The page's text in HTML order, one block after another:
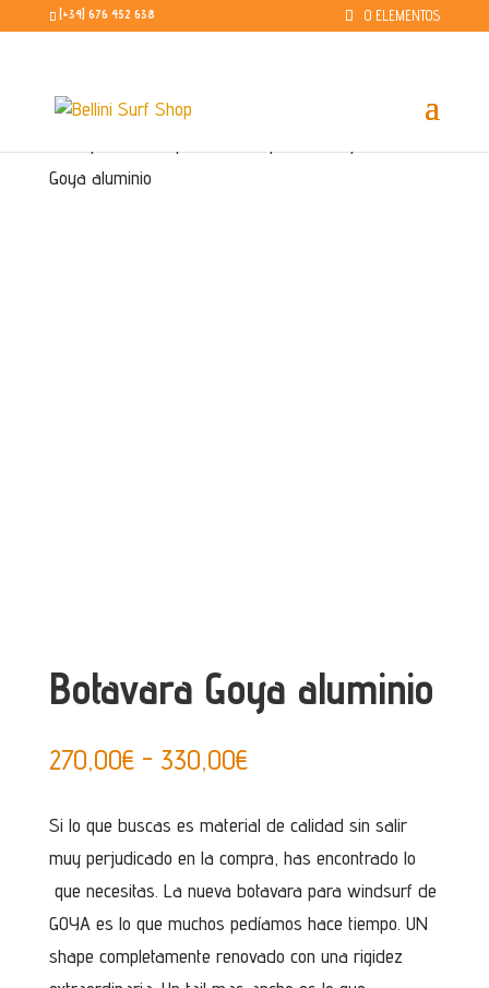
[+34] 676 452 638 0 ELEMENTOS
Goya aluminio
Botavara Goya aluminio
270,00€ - 330,00€Rango
precios:
desde
270,00€
hasta
330,00€
Si lo que buscas es material de calidad sin salir
muy perjudicado en la compra, has encontrado lo
que necesitas. La nueva botavara para windsurf de
GOYA es lo que muchos pedíamos hace tiempo. UN
shape completamente renovado con una rigidez